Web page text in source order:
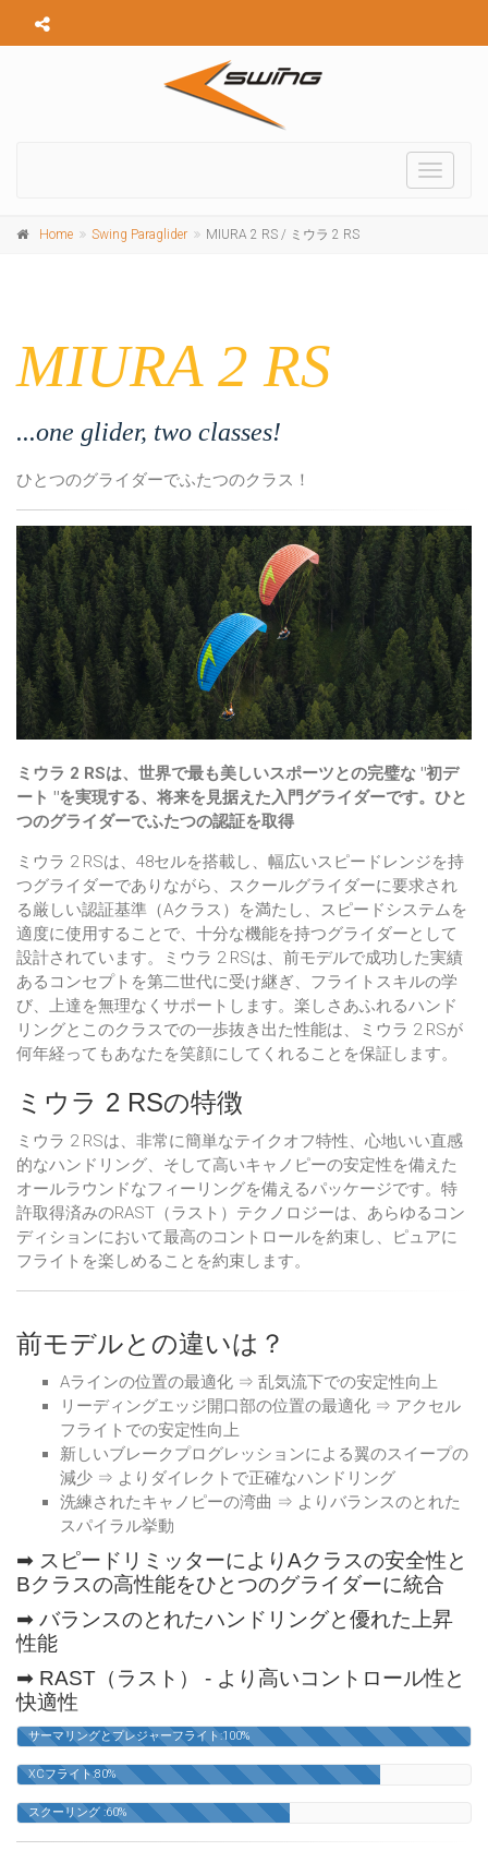
Toggle
Home Swing Paraglider MIURA 2 RS / ミウラ 2 RS
MIURA 2 RS
...one glider, two classes!
ひとつのグライダーでふたつのクラス！
ミウラ 2 RSは、世界で最も美しいスポーツとの完璧な "初デ
ート "を実現する、将来を見据えた入門グライダーです。ひと
つのグライダーでふたつの認証を取得
ミウラ 2 RSは、48セルを搭載し、幅広いスピードレンジを持
つグライダーでありながら、スクールグライダーに要求され
る厳しい認証基準（Aクラス）を満たし、スピードシステムを
適度に使用することで、十分な機能を持つグライダーとして
設計されています。ミウラ 2 RSは、前モデルで成功した実績
あるコンセプトを第二世代に受け継ぎ、フライトスキルの学
び、上達を無理なくサポートします。楽しさあふれるハンド
リングとこのクラスでの一歩抜き出た性能は、ミウラ 2 RSが
何年経ってもあなたを笑顔にしてくれることを保証します。
ミウラ 2 RSの特徴
ミウラ 2 RSは、非常に簡単なテイクオフ特性、心地いい直感
的なハンドリング、そして高いキャノピーの安定性を備えた
オールラウンドなフィーリングを備えるパッケージです。特
許取得済みのRAST（ラスト）テクノロジーは、あらゆるコン
ディションにおいて最高のコントロールを約束し、ピュアに
フライトを楽しめることを約束します。
前モデルとの違いは？
Aラインの位置の最適化 ⇒ 乱気流下での安定性向上
リーディングエッジ開口部の位置の最適化 ⇒ アクセル
フライトでの安定性向上
新しいブレークプログレッションによる翼のスイープの
減少 ⇒ よりダイレクトで正確なハンドリング
洗練されたキャノピーの湾曲 ⇒ よりバランスのとれた
スパイラル挙動
➡ スピードリミッターによりAクラスの安全性と
Bクラスの高性能をひとつのグライダーに統合
➡ バランスのとれたハンドリングと優れた上昇
性能
➡ RAST（ラスト） - より高いコントロール性と
快適性
サーマリングとプレジャーフライト:100%
XCフライト:80%
スクーリング :60%